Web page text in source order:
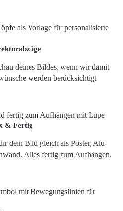
deines Bildes, wenn wir damit
werden berücksichtigt
& Fertig
dein Bild gleich als Poster, Alu-
Alles fertig zum Aufhängen.